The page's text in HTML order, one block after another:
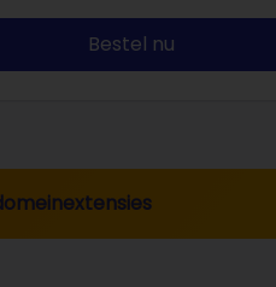
Bestel nu